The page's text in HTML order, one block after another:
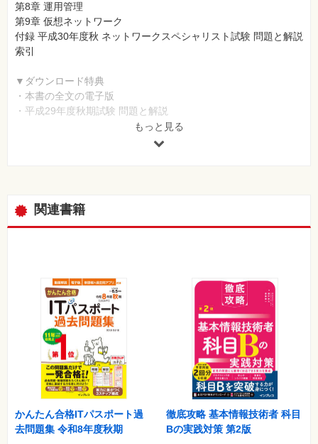
第8章 運用管理
第9章 仮想ネットワーク
付録 平成30年度秋 ネットワークスペシャリスト試験 問題と解説
索引
▼ダウンロード特典
・本書の全文の電子版
・平成29年度秋期試験 問題と解説
・平成28年度秋期試験 問題と解説
・平成27年度秋期試験 問題と解説
・平成23年度秋期試験 解説のみ
▼単語Webアプリ
もっと見る
関連書籍
かんたん合格ITパスポート過
去問題集 令和8年度秋期
徹底攻略 基本情報技術者 科目
Bの実践対策 第2版